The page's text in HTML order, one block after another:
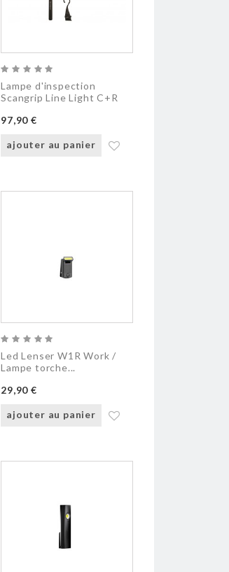
Lampe d'inspection
Scangrip Line Light C+R
97,90 €
ajouter au panier
Led Lenser W1R Work /
Lampe torche...
29,90 €
ajouter au panier